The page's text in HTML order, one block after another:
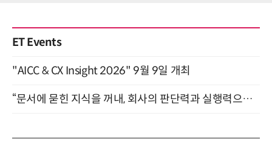
ET Events
"AICC & CX Insight 2026" 9월 9일 개최
“문서에 묻힌 지식을 꺼내, 회사의 판단력과 실행력으로 바꾸다” (8/20)